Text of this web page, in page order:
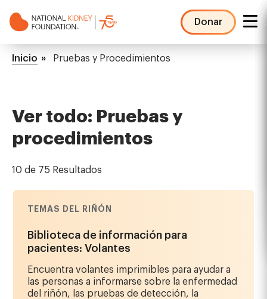
Donar
NKF
Mega
Ruta
Inicio Pruebas y Procedimientos
Ver todo: Pruebas y
procedimientos
10 de 75 Resultados
TEMAS DEL RIÑÓN
Biblioteca de información para
pacientes: Volantes
Encuentra volantes imprimibles para ayudar a
las personas a informarse sobre la enfermedad
del riñón, las pruebas de detección, la